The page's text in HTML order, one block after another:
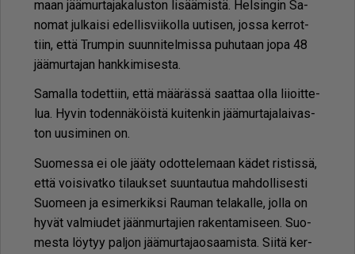
maan jää­mur­ta­ja­ka­lus­ton li­sää­mis­tä. Hel­sin­gin Sa­
no­mat jul­kai­si edel­lis­vii­kol­la uu­ti­sen, jos­sa ker­rot­
tiin, et­tä Trum­pin suun­ni­tel­mis­sa pu­hu­taan jopa 48
jää­mur­ta­jan hank­ki­mi­ses­ta.
Sa­mal­la to­det­tiin, et­tä mää­räs­sä saat­taa ol­la lii­oit­te­
lua. Hy­vin to­den­nä­köis­tä kui­ten­kin jää­mur­ta­ja­lai­vas­
ton uu­si­mi­nen on.
Suo­mes­sa ei ole jää­ty odot­te­le­maan kä­det ris­tis­sä,
et­tä voi­si­vat­ko ti­lauk­set suun­tau­tua mah­dol­li­ses­ti
Suo­meen ja esi­mer­kik­si Rau­man te­la­kal­le, jol­la on
hy­vät val­miu­det jään­mur­ta­jien ra­ken­ta­mi­seen. Suo­
mes­ta löy­tyy pal­jon jää­mur­ta­ja­o­saa­mis­ta. Sii­tä ker­